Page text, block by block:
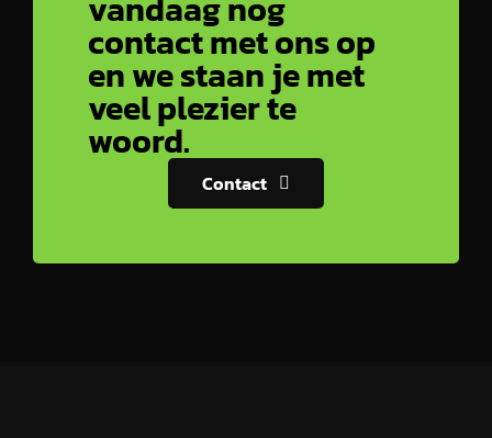
contact met ons op
en we staan je met
veel plezier te
woord.
Contact